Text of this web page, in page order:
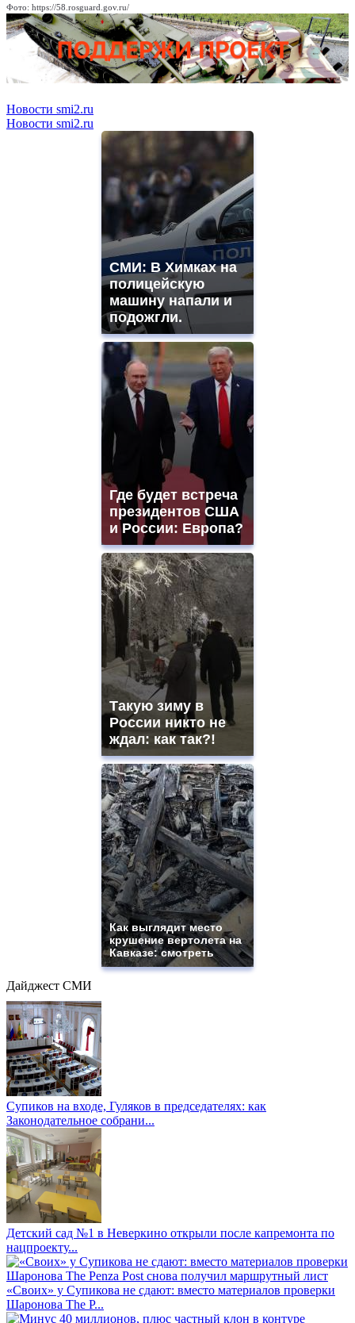
Фото: https://58.rosguard.gov.ru/
Новости smi2.ru
Новости smi2.ru
СМИ: В Химках на
полицейскую
машину напали и
подожгли.
Где будет встреча
президентов США
и России: Европа?
Такую зиму в
России никто не
ждал: как так?!
Как выглядит место
крушение вертолета на
Кавказе: смотреть
Дайджест СМИ
Супиков на входе, Гуляков в председателях: как
Законодательное собрани...
Детский сад №1 в Неверкино открыли после капремонта по
нацпроекту...
«Своих» у Супикова не сдают: вместо материалов проверки
Шаронова The P...